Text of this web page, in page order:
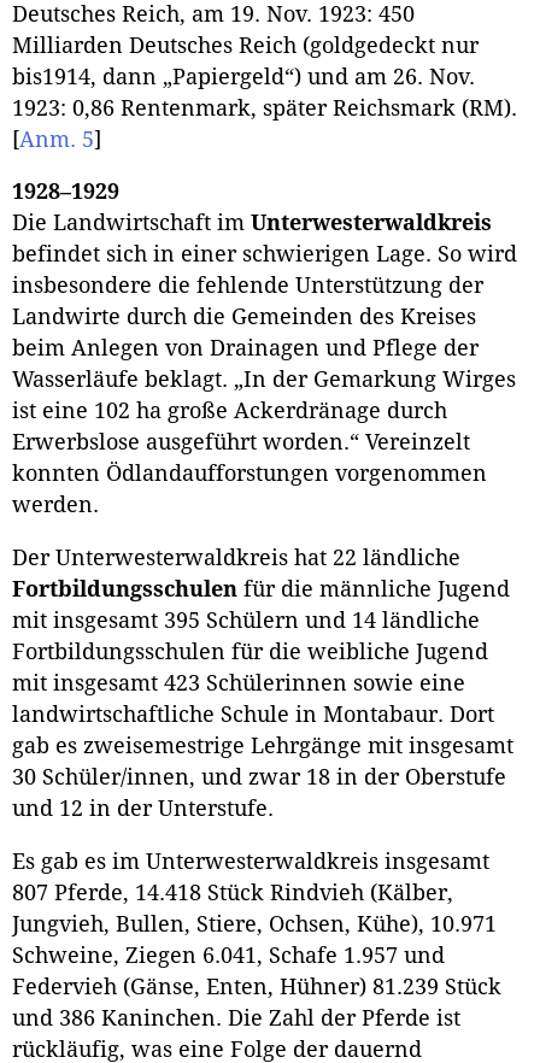
Deutsches Reich, am 19. Nov. 1923: 450
Milliarden Deutsches Reich (goldgedeckt nur
bis1914, dann „Papiergeld“) und am 26. Nov.
1923: 0,86 Rentenmark, später Reichsmark (RM).
[Anm. 5]
1928–1929
Die Landwirtschaft im Unterwesterwaldkreis
befindet sich in einer schwierigen Lage. So wird
insbesondere die fehlende Unterstützung der
Landwirte durch die Gemeinden des Kreises
beim Anlegen von Drainagen und Pflege der
Wasserläufe beklagt. „In der Gemarkung Wirges
ist eine 102 ha große Ackerdränage durch
Erwerbslose ausgeführt worden.“ Vereinzelt
konnten Ödlandaufforstungen vorgenommen
werden.
Der Unterwesterwaldkreis hat 22 ländliche
Fortbildungsschulen für die männliche Jugend
mit insgesamt 395 Schülern und 14 ländliche
Fortbildungsschulen für die weibliche Jugend
mit insgesamt 423 Schülerinnen sowie eine
landwirtschaftliche Schule in Montabaur. Dort
gab es zweisemestrige Lehrgänge mit insgesamt
30 Schüler/innen, und zwar 18 in der Oberstufe
und 12 in der Unterstufe.
Es gab es im Unterwesterwaldkreis insgesamt
807 Pferde, 14.418 Stück Rindvieh (Kälber,
Jungvieh, Bullen, Stiere, Ochsen, Kühe), 10.971
Schweine, Ziegen 6.041, Schafe 1.957 und
Federvieh (Gänse, Enten, Hühner) 81.239 Stück
und 386 Kaninchen. Die Zahl der Pferde ist
rückläufig, was eine Folge der dauernd